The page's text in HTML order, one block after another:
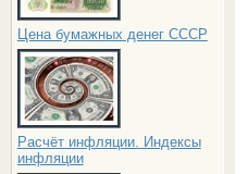
Цена бумажных денег СССР
Расчёт инфляции. Индексы
инфляции